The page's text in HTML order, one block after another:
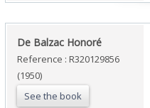
‎De Balzac Honoré‎
Reference : R320129856
(1950)
See the book